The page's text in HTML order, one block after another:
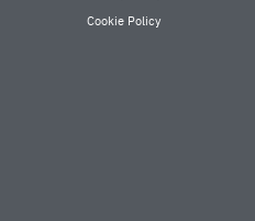
Cookie Policy